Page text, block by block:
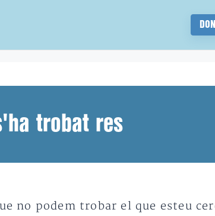
trobat res
no podem trobar el que esteu